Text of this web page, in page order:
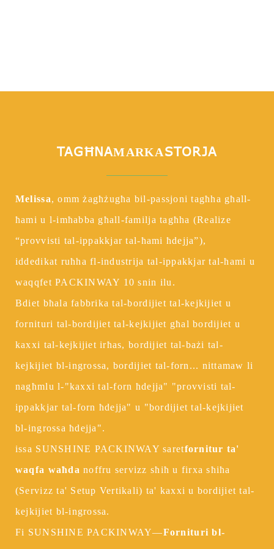
TAGĦNAMARKASTORJA
Melissa, omm żagħżugħa bil-passjoni tagħha għall-
ħami u l-imħabba għall-familja tagħha (Realize
“provvisti tal-ippakkjar tal-ħami ħdejja”),
iddedikat ruħha fl-industrija tal-ippakkjar tal-ħami u
waqqfet PACKINWAY 10 snin ilu.
Bdiet bħala fabbrika tal-bordijiet tal-kejkijiet u
fornituri tal-bordijiet tal-kejkijiet għal bordijiet u
kaxxi tal-kejkijiet irħas, bordijiet tal-bażi tal-
kejkijiet bl-ingrossa, bordijiet tal-forn... nittamaw li
nagħmlu l-"kaxxi tal-forn ħdejja" "provvisti tal-
ippakkjar tal-forn ħdejja" u "bordijiet tal-kejkijiet
bl-ingrossa ħdejja".
issa SUNSHINE PACKINWAY saretfornitur ta'
waqfa waħda noffru servizz sħiħ u firxa sħiħa
(Servizz ta' Setup Vertikali) ta' kaxxi u bordijiet tal-
kejkijiet bl-ingrossa.
Fi SUNSHINE PACKINWAY—Fornituri bl-